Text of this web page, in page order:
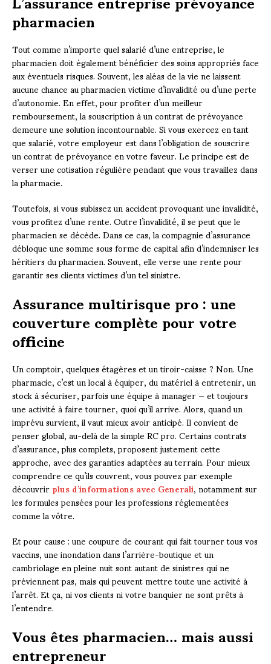
pharmacien
Tout comme n’importe quel salarié d’une entreprise, le
pharmacien doit également bénéficier des soins appropriés face
aux éventuels risques. Souvent, les aléas de la vie ne laissent
aucune chance au pharmacien victime d’invalidité ou d’une perte
d’autonomie. En effet, pour profiter d’un meilleur
remboursement, la souscription à un contrat de prévoyance
demeure une solution incontournable. Si vous exercez en tant
que salarié, votre employeur est dans l’obligation de souscrire
un contrat de prévoyance en votre faveur. Le principe est de
verser une cotisation régulière pendant que vous travaillez dans
la pharmacie.
Toutefois, si vous subissez un accident provoquant une invalidité,
vous profitez d’une rente. Outre l’invalidité, il se peut que le
pharmacien se décède. Dans ce cas, la compagnie d’assurance
débloque une somme sous forme de capital afin d’indemniser les
héritiers du pharmacien. Souvent, elle verse une rente pour
garantir ses clients victimes d’un tel sinistre.
Assurance multirisque pro : une
couverture complète pour votre
officine
Un comptoir, quelques étagères et un tiroir-caisse ? Non. Une
pharmacie, c’est un local à équiper, du matériel à entretenir, un
stock à sécuriser, parfois une équipe à manager — et toujours
une activité à faire tourner, quoi qu’il arrive. Alors, quand un
imprévu survient, il vaut mieux avoir anticipé. Il convient de
penser global, au-delà de la simple RC pro. Certains contrats
d’assurance, plus complets, proposent justement cette
approche, avec des garanties adaptées au terrain. Pour mieux
comprendre ce qu’ils couvrent, vous pouvez par exemple
découvrirplus d’informations avec Generali, notamment sur
les formules pensées pour les professions réglementées
comme la vôtre.
Et pour cause : une coupure de courant qui fait tourner tous vos
vaccins, une inondation dans l’arrière-boutique et un
cambriolage en pleine nuit sont autant de sinistres qui ne
préviennent pas, mais qui peuvent mettre toute une activité à
l’arrêt. Et ça, ni vos clients ni votre banquier ne sont prêts à
l’entendre.
Vous êtes pharmacien… mais aussi
entrepreneur